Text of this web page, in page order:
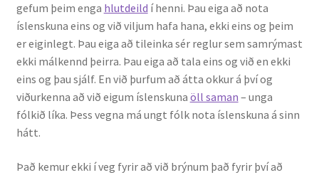
gefum þeim enga hlutdeild í henni. Þau eiga að nota
íslenskuna eins og við viljum hafa hana, ekki eins og þeim
er eiginlegt. Þau eiga að tileinka sér reglur sem samrýmast
ekki málkennd þeirra. Þau eiga að tala eins og við en ekki
eins og þau sjálf. En við þurfum að átta okkur á því og
viðurkenna að við eigum íslenskuna öll saman – unga
fólkið líka. Þess vegna má ungt fólk nota íslenskuna á sinn
hátt.
Það kemur ekki í veg fyrir að við brýnum það fyrir því að